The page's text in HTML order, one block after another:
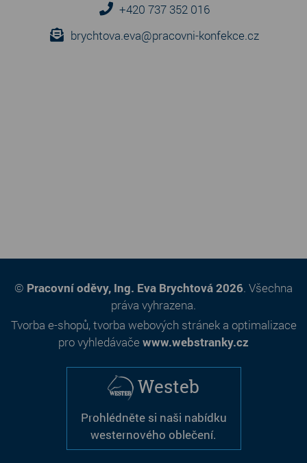
+420 737 352 016
brychtova.eva@pracovni-konfekce.cz
© Pracovní oděvy, Ing. Eva Brychtová 2026. Všechna
práva vyhrazena.
Tvorba e-shopů,tvorba webových stráneka optimalizace
pro vyhledávače www.webstranky.cz
Westeb
Prohlédněte si naši nabídku
westernového oblečení.